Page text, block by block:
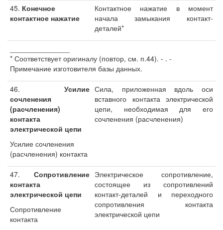
45. Конечное
контактное нажатие
Контактное нажатие в момент
начала замыкания контакт-
деталей*
* Соответствует оригиналу (повтор, см. п.44). - . -
Примечание изготовителя базы данных.
46. Усилие
сочленения
(расчленения)
контакта
электрической цепи
Усилие сочленения
(расчленения) контакта
Сила, приложенная вдоль оси
вставного контакта электрической
цепи, необходимая для его
сочленения (расчленения)
47. Сопротивление
контакта
электрической цепи
Сопротивление
контакта
Электрическое сопротивление,
состоящее из сопротивлений
контакт-деталей и переходного
сопротивления контакта
электрической цепи